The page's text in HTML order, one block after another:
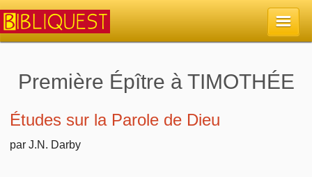
Retour à l'accueil
Première Épître à TIMOTHÉE
Études sur la Parole de Dieu
par J.N. Darby